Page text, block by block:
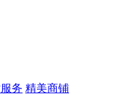
务 精美商铺